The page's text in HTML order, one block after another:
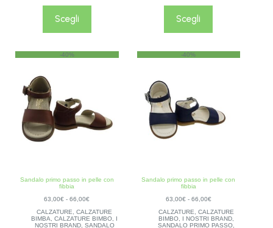
Scegli Scegli
-40%
Sandalo primo passo in pelle con
fibbia
63,00€ - 66,00€
CALZATURE,CALZATURE
BIMBA,CALZATURE BIMBO, I
NOSTRI BRAND, SANDALO
-40%
Sandalo primo passo in pelle con
fibbia
63,00€ - 66,00€
CALZATURE, CALZATURE
BIMBO, I NOSTRI BRAND,
SANDALO PRIMO PASSO,